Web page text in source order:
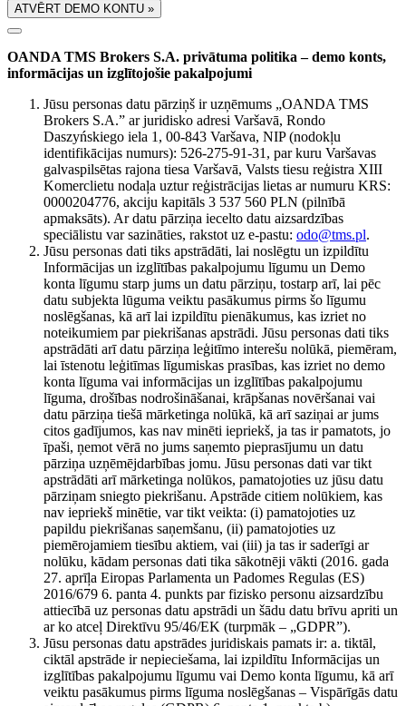
ATVĒRT DEMO KONTU »
OANDA TMS Brokers S.A. privātuma politika – demo konts,
informācijas un izglītojošie pakalpojumi
Jūsu personas datu pārziņš ir uzņēmums „OANDA TMS
Brokers S.A.” ar juridisko adresi Varšavā, Rondo
Daszyńskiego iela 1, 00-843 Varšava, NIP (nodokļu
identifikācijas numurs): 526-275-91-31, par kuru Varšavas
galvaspilsētas rajona tiesa Varšavā, Valsts tiesu reģistra XIII
Komerclietu nodaļa uztur reģistrācijas lietas ar numuru KRS:
0000204776, akciju kapitāls 3 537 560 PLN (pilnībā
apmaksāts). Ar datu pārziņa iecelto datu aizsardzības
speciālistu var sazināties, rakstot uz e-pastu: odo@tms.pl.
Jūsu personas dati tiks apstrādāti, lai noslēgtu un izpildītu
Informācijas un izglītības pakalpojumu līgumu un Demo
konta līgumu starp jums un datu pārziņu, tostarp arī, lai pēc
datu subjekta lūguma veiktu pasākumus pirms šo līgumu
noslēgšanas, kā arī lai izpildītu pienākumus, kas izriet no
noteikumiem par piekrišanas apstrādi. Jūsu personas dati tiks
apstrādāti arī datu pārziņa leģitīmo interešu nolūkā, piemēram,
lai īstenotu leģitīmas līgumiskas prasības, kas izriet no demo
konta līguma vai informācijas un izglītības pakalpojumu
līguma, drošības nodrošināšanai, krāpšanas novēršanai vai
datu pārziņa tiešā mārketinga nolūkā, kā arī saziņai ar jums
citos gadījumos, kas nav minēti iepriekš, ja tas ir pamatots, jo
īpaši, ņemot vērā no jums saņemto pieprasījumu un datu
pārziņa uzņēmējdarbības jomu. Jūsu personas dati var tikt
apstrādāti arī mārketinga nolūkos, pamatojoties uz jūsu datu
pārziņam sniegto piekrišanu. Apstrāde citiem nolūkiem, kas
nav iepriekš minētie, var tikt veikta: (i) pamatojoties uz
papildu piekrišanas saņemšanu, (ii) pamatojoties uz
piemērojamiem tiesību aktiem, vai (iii) ja tas ir saderīgi ar
nolūku, kādam personas dati tika sākotnēji vākti (2016. gada
27. aprīļa Eiropas Parlamenta un Padomes Regulas (ES)
2016/679 6. panta 4. punkts par fizisko personu aizsardzību
attiecībā uz personas datu apstrādi un šādu datu brīvu apriti un
ar ko atceļ Direktīvu 95/46/EK (turpmāk – „GDPR”).
Jūsu personas datu apstrādes juridiskais pamats ir: a. tiktāl,
ciktāl apstrāde ir nepieciešama, lai izpildītu Informācijas un
izglītības pakalpojumu līgumu vai Demo konta līgumu, kā arī
veiktu pasākumus pirms līguma noslēgšanas – Vispārīgās datu